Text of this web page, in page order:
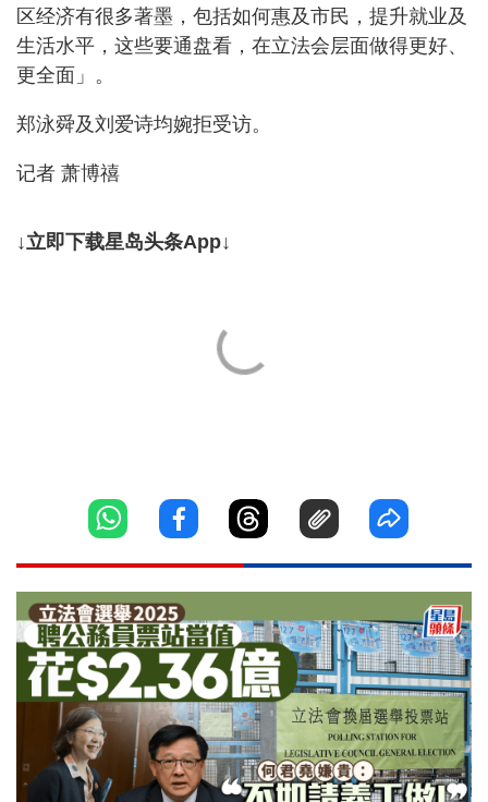
区经济有很多著墨，包括如何惠及市民，提升就业及
生活水平，这些要通盘看，在立法会层面做得更好、
更全面」。
郑泳舜及刘爱诗均婉拒受访。
记者 萧博禧
↓立即下载星岛头条App↓